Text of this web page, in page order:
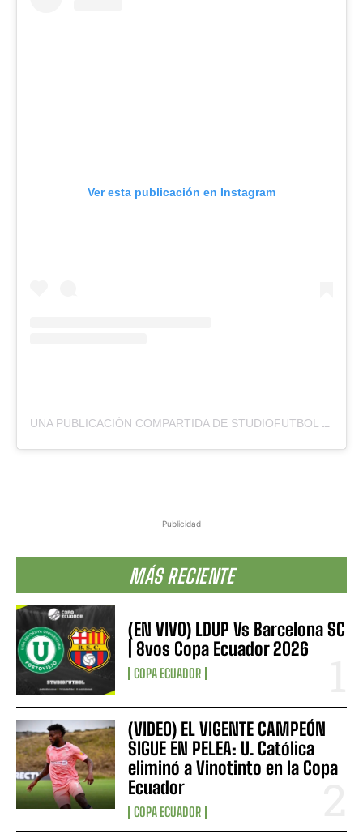
Publicidad
MÁS RECIENTE
(EN VIVO) LDUP Vs Barcelona SC
| 8vos Copa Ecuador 2026
COPA ECUADOR
(VIDEO) EL VIGENTE CAMPEÓN
SIGUE EN PELEA: U. Católica
eliminó a Vinotinto en la Copa
Ecuador
COPA ECUADOR
Ver esta publicación en Instagram
UNA PUBLICACIÓN COMPARTIDA DE STUDIOFUTBOL ⚽️ (@STUDIOFUTBOLWEB)